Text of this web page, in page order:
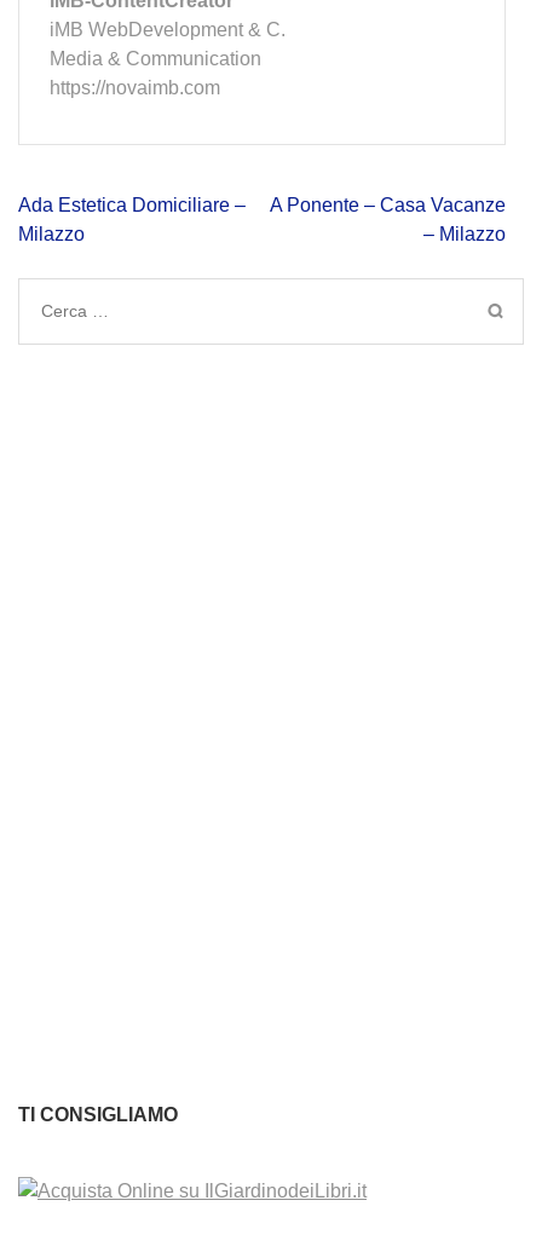
iMB WebDevelopment & C.
Media & Communication
https://novaimb.com
Navigazione
articoli
Ada Estetica Domiciliare –
Milazzo
A Ponente – Casa Vacanze
– Milazzo
Ricerca
TI CONSIGLIAMO